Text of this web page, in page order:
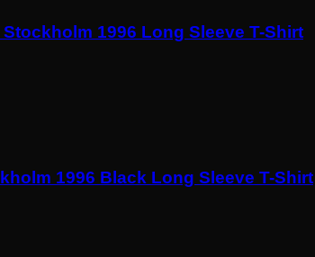
1996 Long Sleeve T-Shirt
1996 Black Long Sleeve T-Shirt